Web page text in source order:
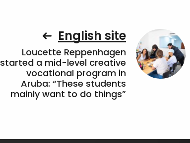
English site
Loucette Reppenhagen
started a mid-level creative
vocational program in
Aruba: “These students
mainly want to do things”